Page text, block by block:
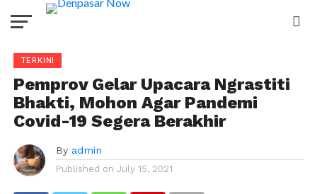
TERKINI
Pemprov Gelar Upacara Ngrastiti
Bhakti, Mohon Agar Pandemi
Covid-19 Segera Berakhir
By admin
Published on July 15, 2021